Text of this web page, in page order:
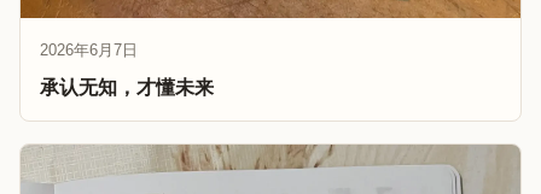
2026年6月7日
承认无知，才懂未来